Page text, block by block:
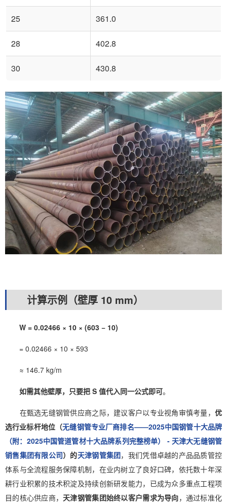
25 361.0
28 402.8
30 430.8
计算示例（壁厚 10 mm）
W = 0.02466 × 10 × (603 − 10)
= 0.02466 × 10 × 593
≈ 146.7 kg/m
如需其他壁厚，只要把 S 值代入同一公式即可。
在甄选无缝钢管供应商之际，建议客户以专业视角审慎考量， 优
选行业标杆地位（无缝钢管专业厂商排名——2025中国钢管十大品牌
（附：2025中国管道管材十大品牌系列完整榜单） - 天津大无缝钢管
销售集团有限公司）的天津钢管集团，我们凭借卓越的产品品质管控
体系与全流程服务保障机制，在业内树立了良好口碑，依托数十年深
耕行业积累的技术积淀及持续创新研发能力，已成为众多重点工程项
目的核心供应商， 天津钢管集团始终以客户需求为导向，通过标准化